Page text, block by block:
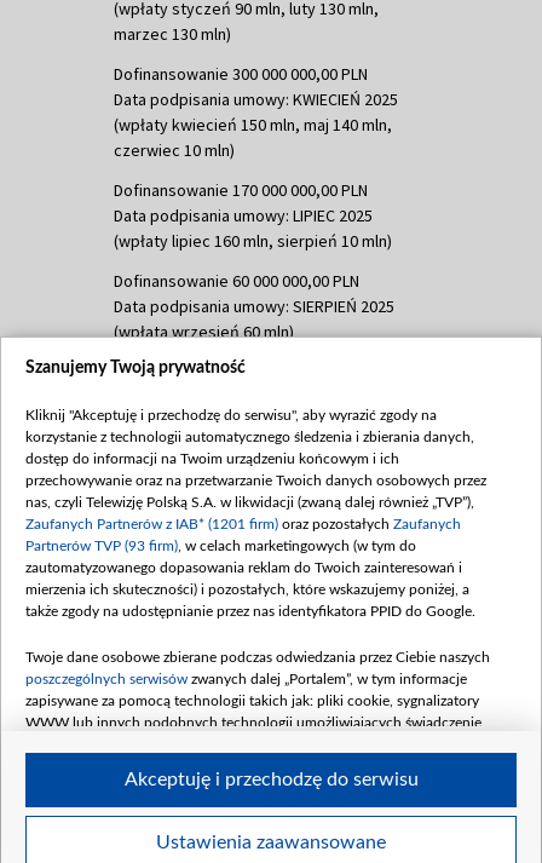
(wpłaty styczeń 90 mln, luty 130 mln,
marzec 130 mln)
Dofinansowanie 300 000 000,00 PLN
Data podpisania umowy: KWIECIEŃ 2025
(wpłaty kwiecień 150 mln, maj 140 mln,
czerwiec 10 mln)
Dofinansowanie 170 000 000,00 PLN
Data podpisania umowy: LIPIEC 2025
(wpłaty lipiec 160 mln, sierpień 10 mln)
Dofinansowanie 60 000 000,00 PLN
Data podpisania umowy: SIERPIEŃ 2025
(wpłata wrzesień 60 mln)
Dofinansowanie 635 783 051,21 PLN
(wpłata wrzesień 100 mln, październik 350
mln, listopad 265 mln)
Dofinansowanie 48 862 000,00 PLN
Data podpisania umowy: GRUDZIEŃ 2025
(wpłata grudzień 60,548 mln)
Dofinansowanie 900 000 000,00 PLN
Data podpisania umowy: LUTY 2026 (wpłata
kwiecień 180 mln, 7 maja 180 mln, 8
czerwca 90 mln)
Dofinansowanie 250 000 000,00 PLN
4 sierpnia 250 mln
Szanujemy Twoją prywatność
Kliknij "Akceptuję i przechodzę do serwisu", aby wyrazić zgody na
korzystanie z technologii automatycznego śledzenia i zbierania danych,
dostęp do informacji na Twoim urządzeniu końcowym i ich
przechowywanie oraz na przetwarzanie Twoich danych osobowych przez
nas, czyli Telewizję Polską S.A. w likwidacji (zwaną dalej również „TVP”),
Zaufanych Partnerów z IAB* (1201 firm) oraz pozostałych Zaufanych
Partnerów TVP (93 firm) , w celach marketingowych (w tym do
zautomatyzowanego dopasowania reklam do Twoich zainteresowań i
mierzenia ich skuteczności) i pozostałych, które wskazujemy poniżej, a
także zgody na udostępnianie przez nas identyfikatora PPID do Google.
Twoje dane osobowe zbierane podczas odwiedzania przez Ciebie naszych
poszczególnych serwisów zwanych dalej „Portalem”, w tym informacje
zapisywane za pomocą technologii takich jak: pliki cookie, sygnalizatory
WWW lub innych podobnych technologii umożliwiających świadczenie
Twoje dane osobowe zbierane podczas odwiedzania przez Ciebie
Ustawienia zaawansowane
Akceptuję i przechodzę do serwisu